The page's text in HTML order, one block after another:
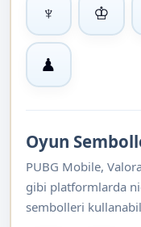
♆ ♔
♟
Oyun
PUBG Mobile,
gibi platformlarda
sembolleri